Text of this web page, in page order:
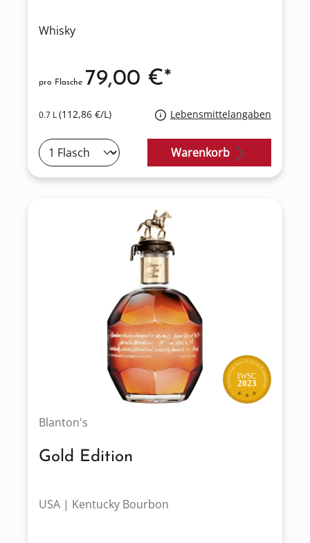
Whisky
0.7 L(112,86 €/L) Lebensmittelangaben
pro Flasche 79,00 €*
Warenkorb
2023
IWSC
Blanton's
Gold Edition
USA | Kentucky Bourbon